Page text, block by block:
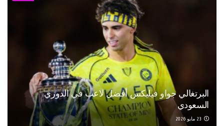
البرتغالي جواو فيليكس أفضل لاعب في الدوري
السعودي